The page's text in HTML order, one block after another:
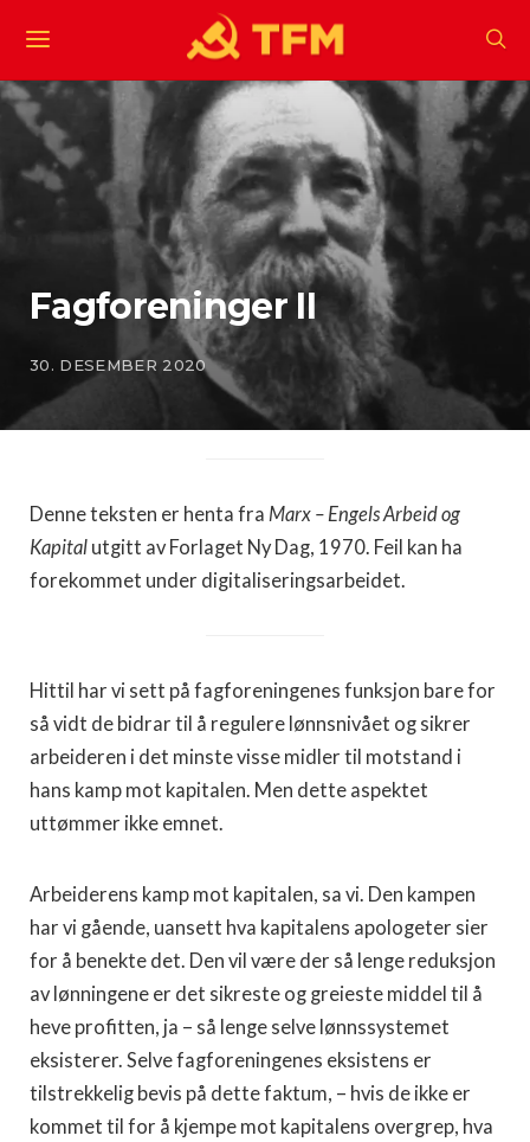
Fagforeninger II
30. DESEMBER 2020
Denne teksten er henta fra Marx – Engels Arbeid og
Kapital utgitt av Forlaget Ny Dag, 1970. Feil kan ha
forekommet under digitaliseringsarbeidet.
Hittil har vi sett på fagforeningenes funksjon bare for
så vidt de bidrar til å regulere lønnsnivået og sikrer
arbeideren i det minste visse midler til motstand i
hans kamp mot kapitalen. Men dette aspektet
uttømmer ikke emnet.
Arbeiderens kamp mot kapitalen, sa vi. Den kampen
har vi gående, uansett hva kapitalens apologeter sier
for å benekte det. Den vil være der så lenge reduksjon
av lønningene er det sikreste og greieste middel til å
heve profitten, ja – så lenge selve lønnssystemet
eksisterer. Selve fagforeningenes eksistens er
tilstrekkelig bevis på dette faktum, – hvis de ikke er
kommet til for å kjempe mot kapitalens overgrep, hva